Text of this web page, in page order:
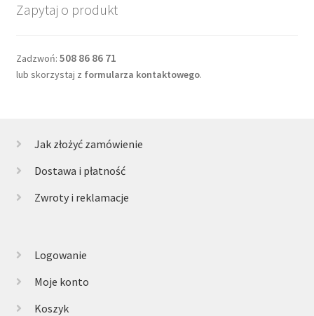
Zapytaj o produkt
Zadzwoń: 508 86 86 71
lub skorzystaj z formularza kontaktowego.
Jak złożyć zamówienie
Dostawa i płatność
Zwroty i reklamacje
Logowanie
Moje konto
Koszyk